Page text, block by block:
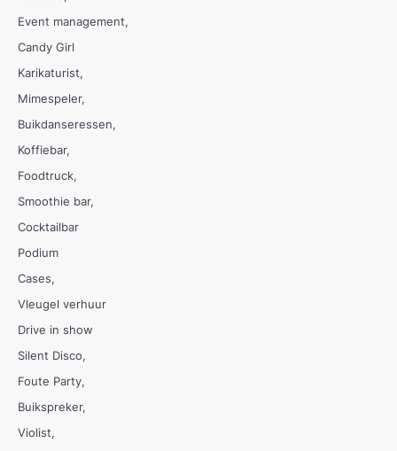
Event management
Candy Girl
Karikaturist
Mimespeler
Buikdanseressen
Koffiebar
Foodtruck
Smoothie bar
Cocktailbar
Podium
Cases
Vleugel verhuur
Drive in show
Silent Disco
Foute Party
Buikspreker
Violist